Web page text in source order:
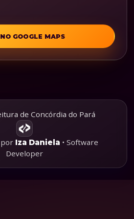
GOOGLE MAPS
de Concórdia do Pará
Iza Daniela • Software
Developer